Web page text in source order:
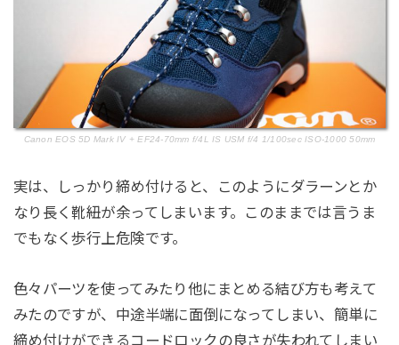
Canon EOS 5D Mark IV + EF24-70mm f/4L IS USM f/4 1/100sec ISO-1000 50mm
実は、しっかり締め付けると、このようにダラーンとか
なり長く靴紐が余ってしまいます。このままでは言うま
でもなく歩行上危険です。
色々パーツを使ってみたり他にまとめる結び方も考えて
みたのですが、中途半端に面倒になってしまい、簡単に
締め付けができるコードロックの良さが失われてしまい